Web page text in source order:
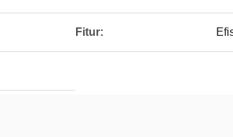
Fitur: